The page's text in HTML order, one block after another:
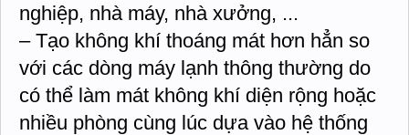
nghiệp, nhà máy, nhà xưởng, ...
– Tạo không khí thoáng mát hơn hẳn so
với các dòng máy lạnh thông thường do
có thể làm mát không khí diện rộng hoặc
nhiều phòng cùng lúc dựa vào hệ thống